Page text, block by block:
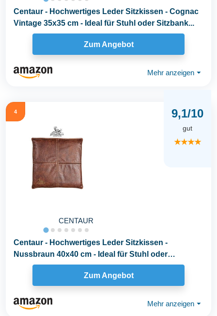
Centaur - Hochwertiges Leder Sitzkissen - Cognac
Vintage 35x35 cm - Ideal für Stuhl oder Sitzbank...
Zum Angebot
Mehr anzeigen ⏷
4
CENTAUR
9,1/10
gut
★★★★
Centaur - Hochwertiges Leder Sitzkissen -
Nussbraun 40x40 cm - Ideal für Stuhl oder
Sitzbank...
Zum Angebot
Mehr anzeigen ⏷